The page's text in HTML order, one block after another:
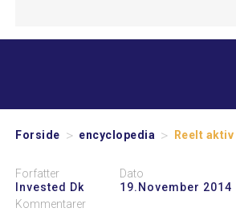
Forside > encyclopedia > Reelt aktiv
Forfatter
Invested Dk
Dato
19.november 2014
Kommentarer